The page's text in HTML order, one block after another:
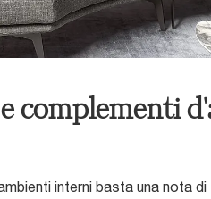
complementi
interni basta una nota